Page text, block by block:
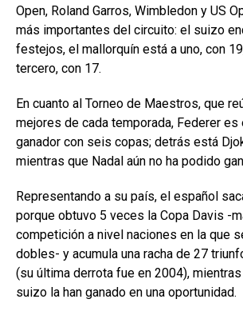
Open, Roland Garros, Wimbledon y US
más importantes del circuito: el suizo
festejos, el mallorquín está a uno, con
tercero, con 17.
En cuanto al Torneo de Maestros, que
mejores de cada temporada, Federer es
ganador con seis copas; detrás está
mientras que Nadal aún no ha podido
Representando a su país, el español
porque obtuvo 5 veces la Copa Davis -
competición a nivel naciones en la que
dobles- y acumula una racha de 27
(su última derrota fue en 2004),
suizo la han ganado en una oportunidad.